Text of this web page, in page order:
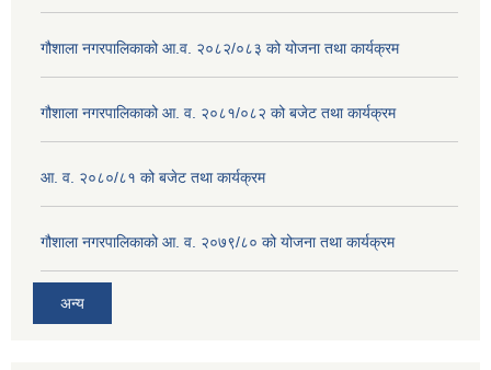
गौशाला नगरपालिकाको आ.व. २०८२/०८३ को योजना तथा कार्यक्रम
गौशाला नगरपालिकाको आ. व. २०८१/०८२ को बजेट तथा कार्यक्रम
आ. व. २०८०/८१ को बजेट तथा कार्यक्रम
गौशाला नगरपालिकाको आ. व. २०७९/८० को योजना तथा कार्यक्रम
अन्य